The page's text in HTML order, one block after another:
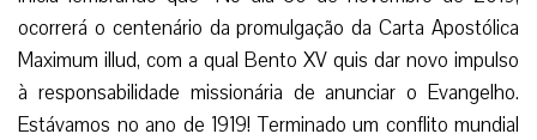
ocorrerá o centenário da promulgação da Carta Apostólica
Maximum illud, com a qual Bento XV quis dar novo impulso
à responsabilidade missionária de anunciar o Evangelho.
Estávamos no ano de 1919! Terminado um conflito mundial